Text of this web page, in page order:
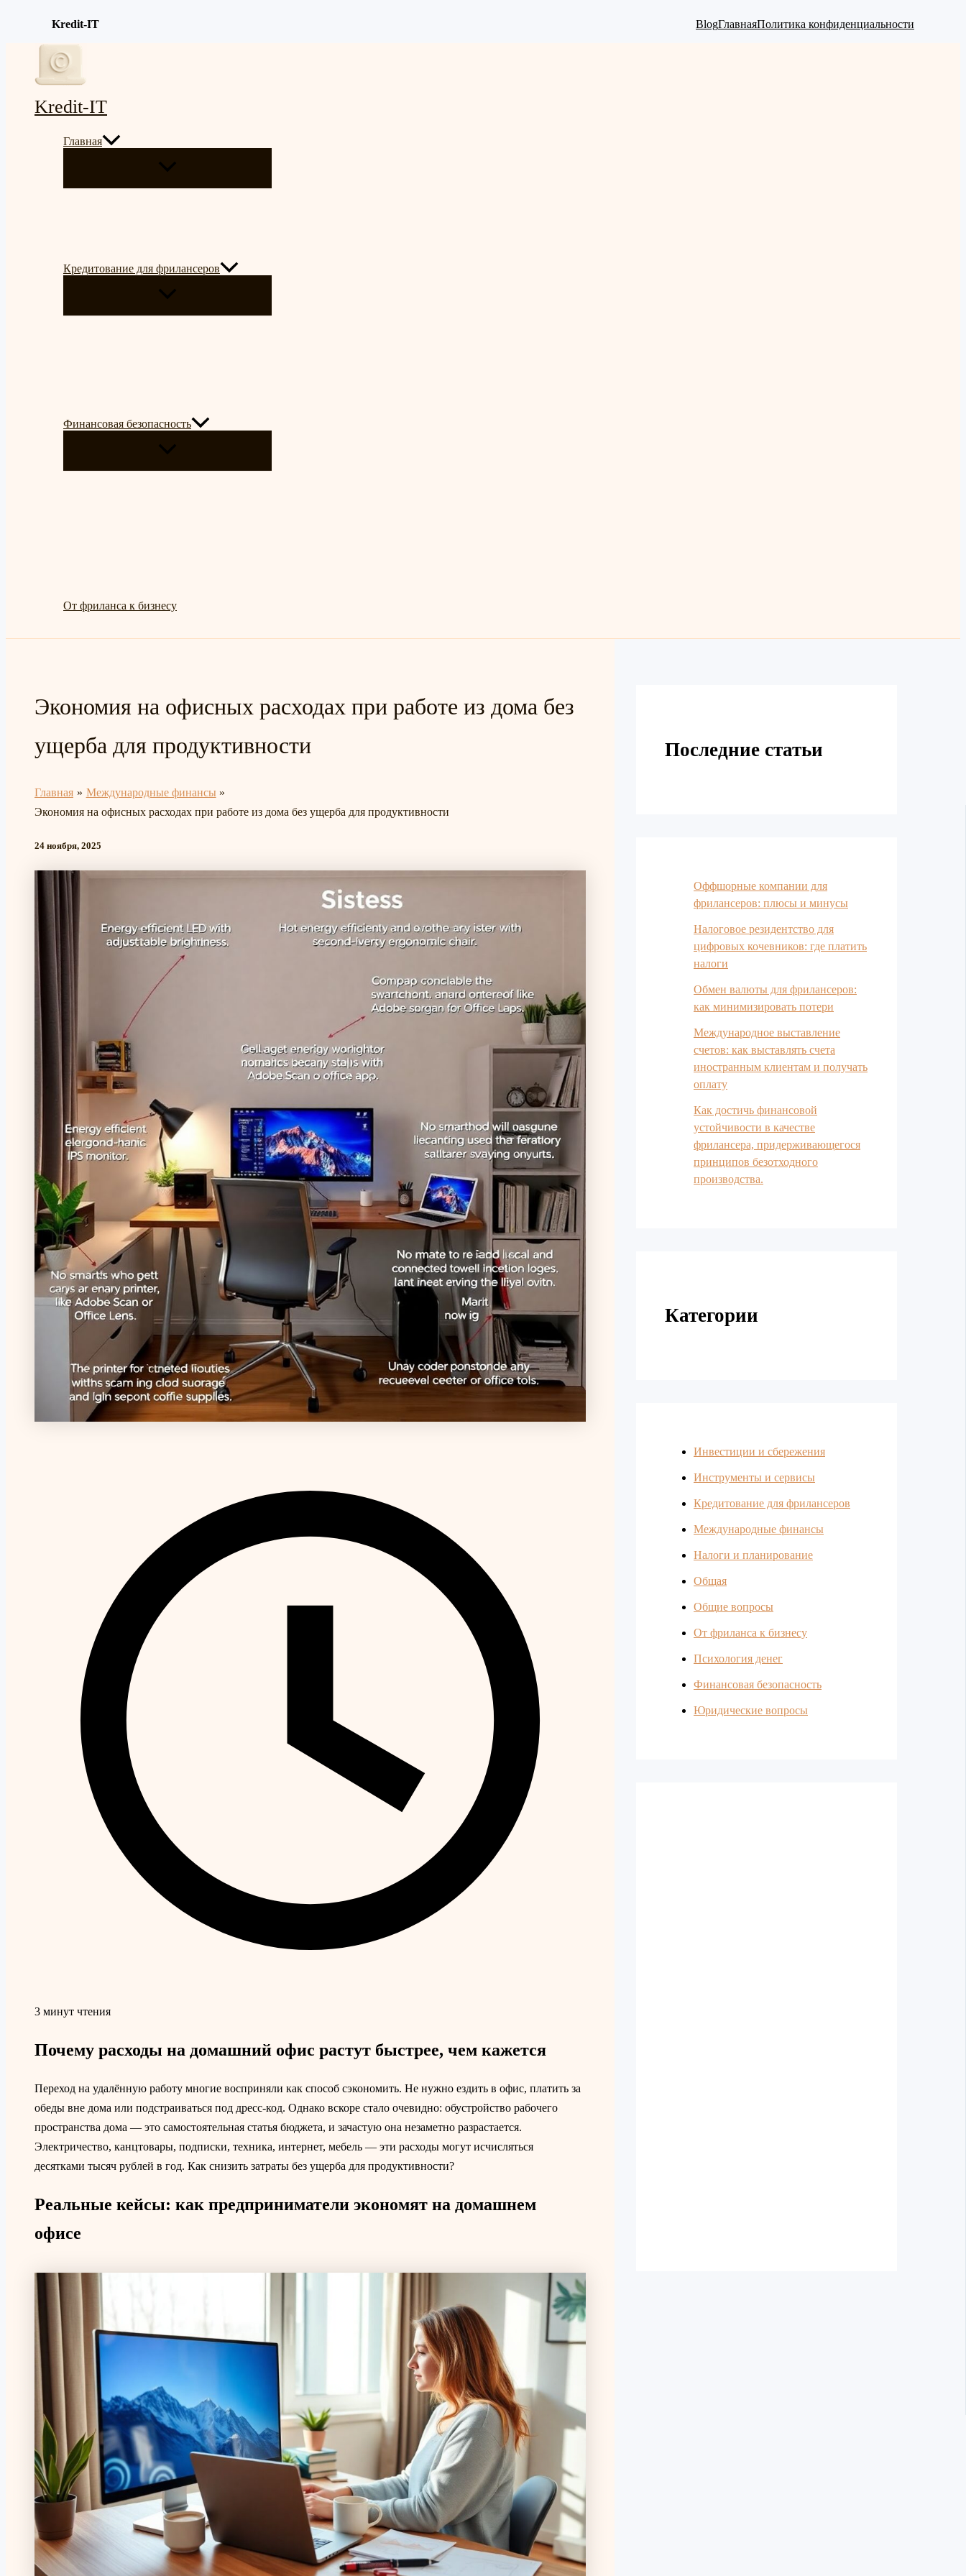
Kredit-IT BlogГлавнаяПолитика конфиденциальности
Kredit-IT
Главная
ПЕРЕКЛЮЧАТЕЛЬ
МЕНЮ
Кредитование для фрилансеров
ПЕРЕКЛЮЧАТЕЛЬ
МЕНЮ
Финансовая безопасность
ПЕРЕКЛЮЧАТЕЛЬ
МЕНЮ
От фриланса к бизнесу
Экономия на офисных расходах при работе из дома без
ущерба для продуктивности
Главная
Международные финансы
Экономия на офисных расходах при работе из дома без ущерба для продуктивности
24 ноября, 2025
3 минут чтения
Почему расходы на домашний офис растут быстрее, чем кажется
Переход на удалённую работу многие восприняли как способ сэкономить. Не нужно ездить в офис, платить за
обеды вне дома или подстраиваться под дресс-код. Однако вскоре стало очевидно: обустройство рабочего
пространства дома — это самостоятельная статья бюджета, и зачастую она незаметно разрастается.
Электричество, канцтовары, подписки, техника, интернет, мебель — эти расходы могут исчисляться
десятками тысяч рублей в год. Как снизить затраты без ущерба для продуктивности?
Реальные кейсы: как предприниматели экономят на домашнем
офисе
Последние статьи
Оффшорные компании для
фрилансеров: плюсы и минусы
Налоговое резидентство для
цифровых кочевников: где платить
налоги
Обмен валюты для фрилансеров:
как минимизировать потери
Международное выставление
счетов: как выставлять счета
иностранным клиентам и получать
оплату
Как достичь финансовой
устойчивости в качестве
фрилансера, придерживающегося
принципов безотходного
производства.
Категории
Инвестиции и сбережения
Инструменты и сервисы
Кредитование для фрилансеров
Международные финансы
Налоги и планирование
Общая
Общие вопросы
От фриланса к бизнесу
Психология денег
Финансовая безопасность
Юридические вопросы